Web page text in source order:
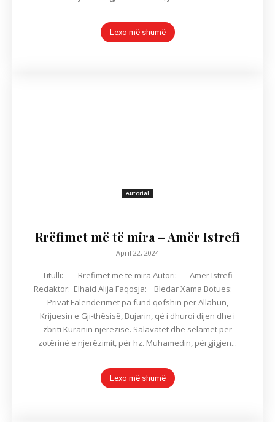
Lexo më shumë
Autorial
Rrëfimet më të mira – Amër Istrefi
April 22, 2024
Titulli: Rrëfimet më të mira Autori: Amër Istrefi
Redaktor: Elhaid Alija Faqosja: Bledar Xama Botues:
Privat Falënderimet pa fund qofshin për Allahun,
Krijuesin e Gji-thësisë, Bujarin, që i dhuroi dijen dhe i
zbriti Kuranin njerëzisë. Salavatet dhe selamet për
zotërinë e njerëzimit, për hz. Muhamedin, përgjigjen...
Lexo më shumë